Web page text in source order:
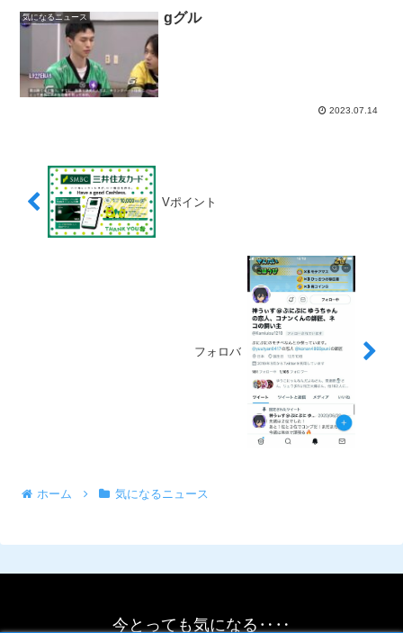
気になるニュース gグル
2023.07.14
Vポイント
フォロバ
ホーム 気になるニュース
今とっても気になる‥‥